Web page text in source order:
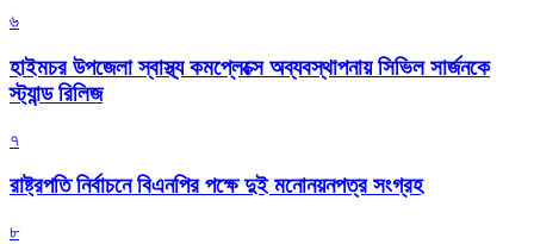
৬
হাইমচর উপজেলা স্বাস্থ্য কমপ্লেক্সে অব্যবস্থাপনায় সিভিল সার্জনকে
স্ট্যান্ড রিলিজ
৭
রাষ্ট্রপতি নির্বাচনে বিএনপির পক্ষে দুই মনোনয়নপত্র সংগ্রহ
৮